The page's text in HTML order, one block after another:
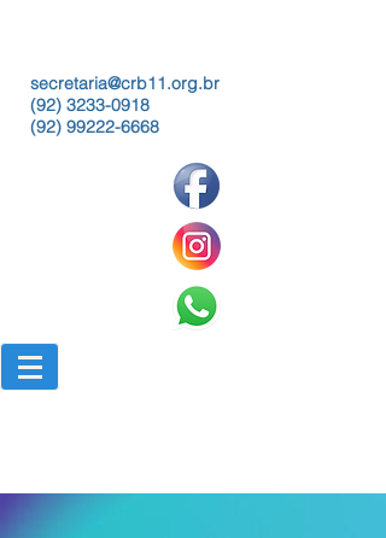
secretaria@crb11.org.br
(92) 3233-0918
(92) 99222-6668